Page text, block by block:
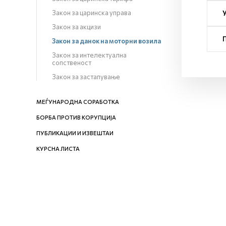
Закон за царинска управа
Закон за акцизи
Закон за данок на моторни возила
Закон за интелектуална
сопственост
Закон за застапување
МЕЃУНАРОДНА СОРАБОТКА
БОРБА ПРОТИВ КОРУПЦИЈА
ПУБЛИКАЦИИ И ИЗВЕШТАИ
КУРСНА ЛИСТА